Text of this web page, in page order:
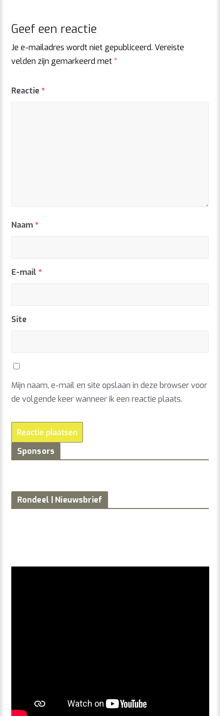
k
Geef een reactie
Je e-mailadres wordt niet gepubliceerd. Vereiste
velden zijn gemarkeerd met*
Reactie *
Naam *
E-mail *
Site
Mijn naam, e-mail en site opslaan in deze browser voor
de volgende keer wanneer ik een reactie plaats.
Sponsors
Rondeel | Nieuwsbrief